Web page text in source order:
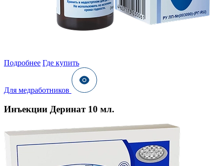
Подробнее Где купить
Для медработников
Инъекции Деринат 10 мл.